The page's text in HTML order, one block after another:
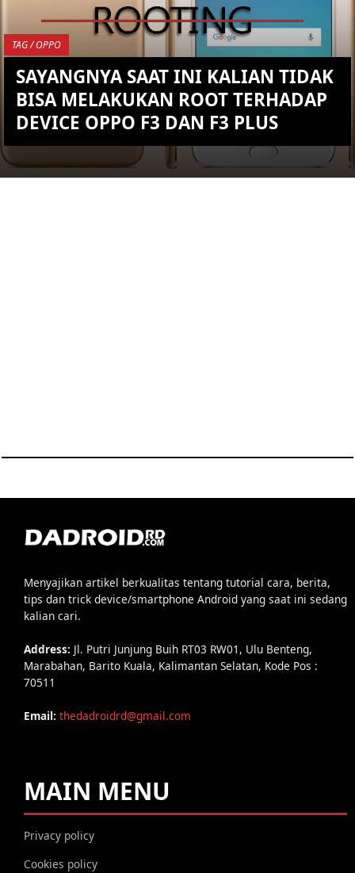
RECENT POST
TAG / OPPO
SAYANGNYA SAAT INI KALIAN TIDAK
BISA MELAKUKAN ROOT TERHADAP
DEVICE OPPO F3 DAN F3 PLUS
Menyajikan artikel berkualitas tentang tutorial cara, berita,
tips dan trick device/smartphone Android yang saat ini sedang
kalian cari.
Address: Jl. Putri Junjung Buih RT03 RW01, Ulu Benteng,
Marabahan, Barito Kuala, Kalimantan Selatan, Kode Pos :
70511
Email: thedadroidrd@gmail.com
MAIN MENU
Privacy policy
Cookies policy